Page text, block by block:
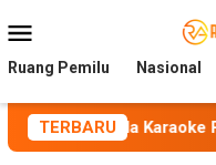
ke
kontenMobile
Ruang Pemilu Nasional
TERBARU
Karaoke Penuhi